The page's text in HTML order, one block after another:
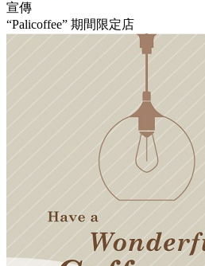
宣傳
“Palicoffee” 期間限定店